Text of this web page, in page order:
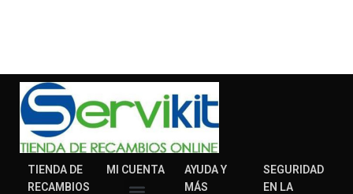
TIENDA DE
RECAMBIOS
MI CUENTA
AYUDA Y
MÁS
SEGURIDAD
EN LA